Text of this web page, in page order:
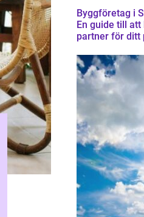
Byggföretag i
En guide till
partner för ditt